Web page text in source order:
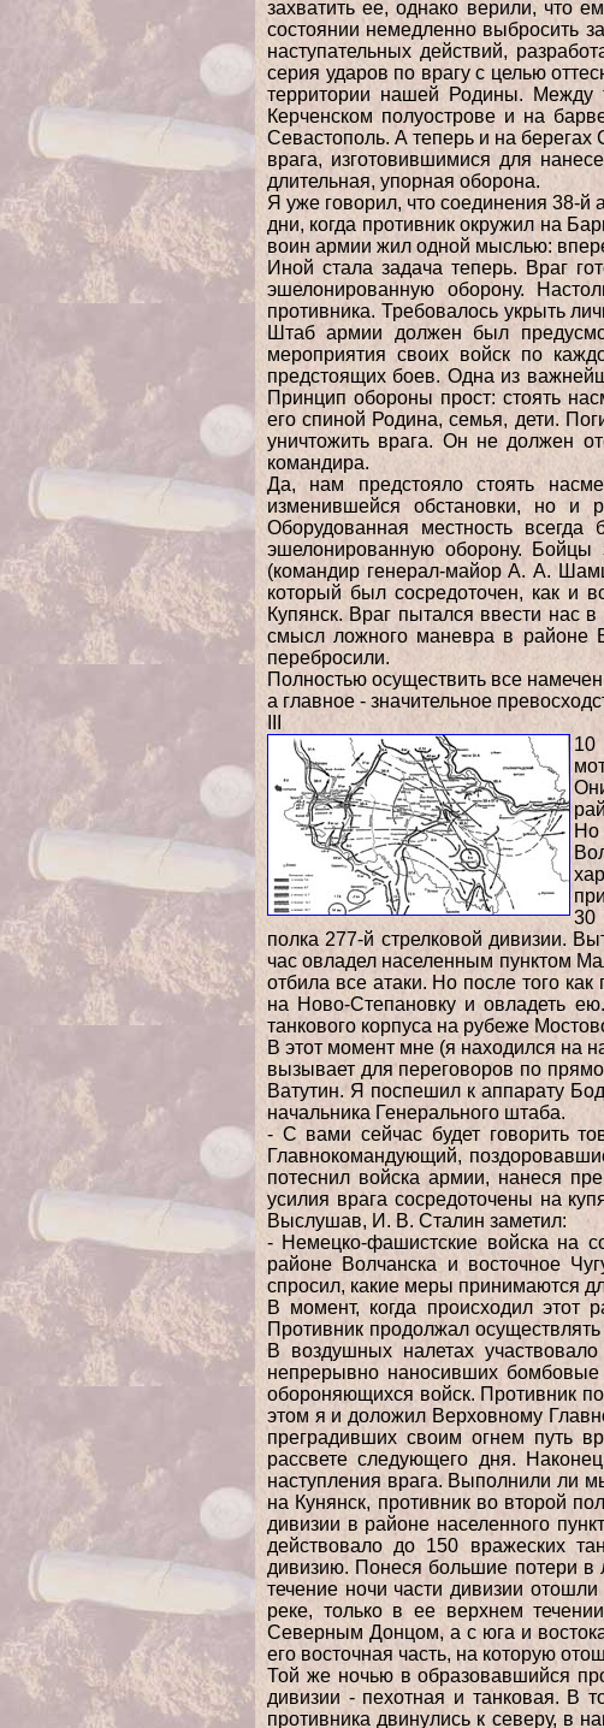
захватить ее, однако верили, что
состоянии немедленно выбросить
наступательных действий,
серия ударов по врагу с целью
территории нашей Родины. Между
Керченском полуострове и на
Севастополь. А теперь и на
врага, изготовившимися для
длительная, упорная оборона.
Я уже говорил, что соединения 38-
дни, когда противник окружил на
воин армии жил одной мыслью:
Иной стала задача теперь. Враг
эшелонированную оборону.
противника. Требовалось укрыть
Штаб армии должен был
мероприятия своих войск по
предстоящих боев. Одна из
Принцип обороны прост: стоять
его спиной Родина, семья, дети.
уничтожить врага. Он не должен
командира.
Да, нам предстояло стоять
изменившейся обстановки, но и
Оборудованная местность
эшелонированную оборону. Бойцы
(командир генерал-майор А. А.
который был сосредоточен, как и
Купянск. Враг пытался ввести нас
смысл ложного маневра в районе
перебросили.
Полностью осуществить все
а главное - значительное
III
10
Но
30
полка 277-й стрелковой дивизии.
час овладел населенным пунктом
отбила все атаки. Но после того как
на Ново-Степановку и овладеть
танкового корпуса на рубеже
В этот момент мне (я находился на
вызывает для переговоров по
Ватутин. Я поспешил к аппарату
начальника Генерального штаба.
- С вами сейчас будет говорить
Главнокомандующий,
потеснил войска армии, нанеся
усилия врага сосредоточены на
Выслушав, И. В. Сталин заметил:
- Немецко-фашистские войска на
районе Волчанска и восточное
спросил, какие меры принимаются
В момент, когда происходил этот
Противник продолжал осуществлять
В воздушных налетах
непрерывно наносивших
обороняющихся войск. Противник
этом я и доложил Верховному
преградивших своим огнем путь
рассвете следующего дня.
наступления врага. Выполнили ли
на Кунянск, противник во второй
дивизии в районе населенного
действовало до 150 вражеских
дивизию. Понеся большие потери
течение ночи части дивизии
реке, только в ее верхнем
Северным Донцом, а с юга и
его восточная часть, на которую
Той же ночью в образовавшийся
дивизии - пехотная и танковая. В
противника двинулись к северу, в